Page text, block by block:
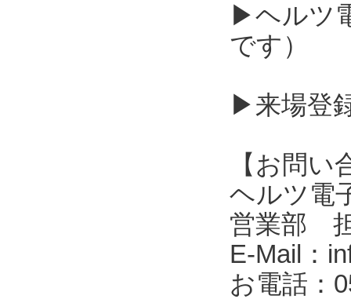
▶ヘルツ
です）
▶来場登
【お問い
ヘルツ電
営業部
E-Mail：
お電話：